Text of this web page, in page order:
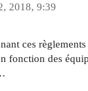
2018, 9:39
ces
fonction des